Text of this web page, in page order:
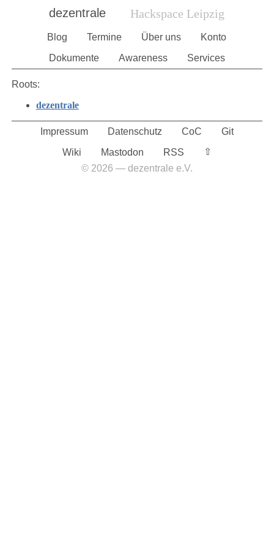
dezentrale Hackspace Leipzig
Blog Termine Über uns
Konto
Dokumente
Awareness Services
Roots:
dezentrale
Impressum Datenschutz CoC
Git
Wiki
Mastodon RSS
⇧︎
© 2026 — dezentrale e.V.